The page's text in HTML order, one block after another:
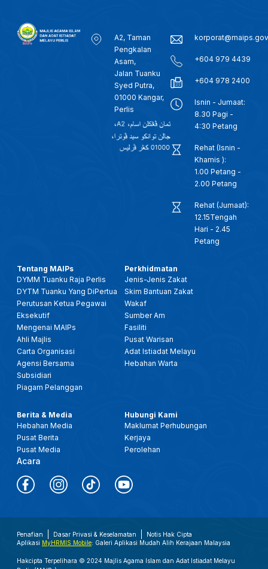
A2, Taman
Pengkalan
Asam,
Jalan Tuanku
Syed Putra,
01000 Kangar,
Perlis
+604 979 4439
+604 978 2400
Isnin - Jumaat:
8.30 Pagi -
4:30 Petang
Rehat (Isnin -
Khamis ):
1.00 Petang -
2.00 Petang
Rehat (Jumaat):
12.15Tengah
Hari - 2.45
Petang
Tentang MAIPs
DYMM Tuanku Raja Perlis
DYTM Tuanku Yang DiPertua
Perutusan Ketua Pegawai
Eksekutif
Mengenai MAIPs
Ahli Majlis
Carta Organisasi
Agensi Bersama
Subsidiari
Piagam Pelanggan
Perkhidmatan
Jenis-Jenis Zakat
Skim Bantuan Zakat
Wakaf
Sumber Am
Fasiliti
Pusat Warisan
Adat Istiadat Melayu
Hebahan Warta
Berita & Media
Hebahan Media
Pusat Berita
Pusat Media
Acara
Hubungi Kami
Maklumat Perhubungan
Kerjaya
Perolehan
Penafian Dasar Privasi & Keselamatan
Notis Hak Cipta
Aplikasi MyHRMIS Mobile: Galeri Aplikasi Mudah Alih Kerajaan Malaysia
Hakcipta Terpelihara © 2024 Majlis Agama Islam dan Adat Istiadat Melayu